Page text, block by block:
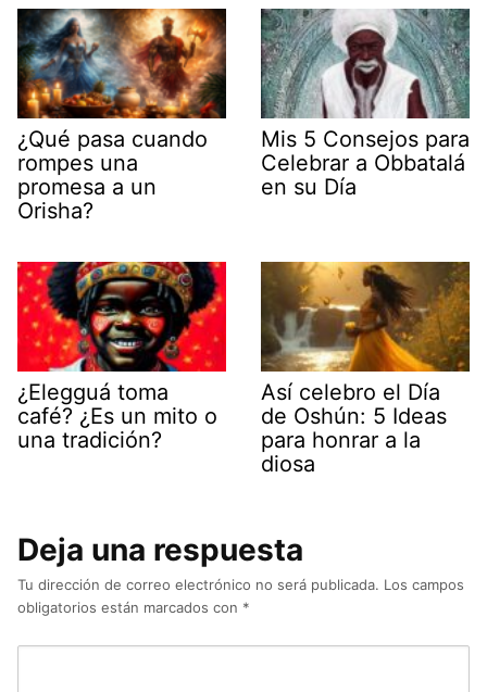
¿Qué pasa cuando
rompes una
promesa a un
Orisha?
Mis 5 Consejos para
Celebrar a Obbatalá
en su Día
¿Elegguá toma
café? ¿Es un mito o
una tradición?
Así celebro el Día
de Oshún: 5 Ideas
para honrar a la
diosa
Deja una respuesta
Tu dirección de correo electrónico no será publicada. Los campos
obligatorios están marcados con *